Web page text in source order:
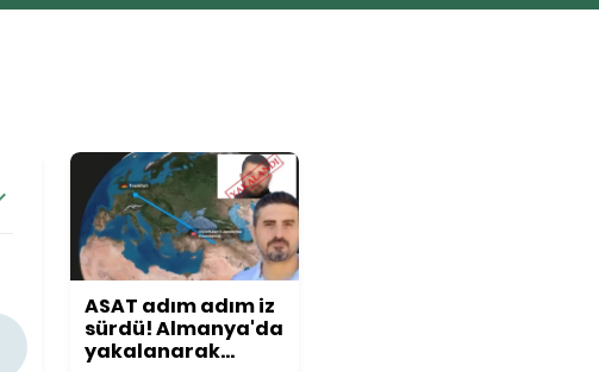
ASAT adım adım iz
sürdü! Almanya'da
yakalanarak